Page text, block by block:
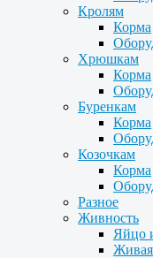
Кролям
Корма
Хрюшкам
Корма
Буренкам
Корма
Козочкам
Корма
Разное
Живность
Яйцо